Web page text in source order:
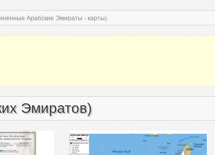
Арабские Эмираты - карты).
Эмиратов)